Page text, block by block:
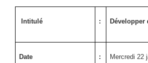
Intitulé : Développer
Date : Mercredi 22